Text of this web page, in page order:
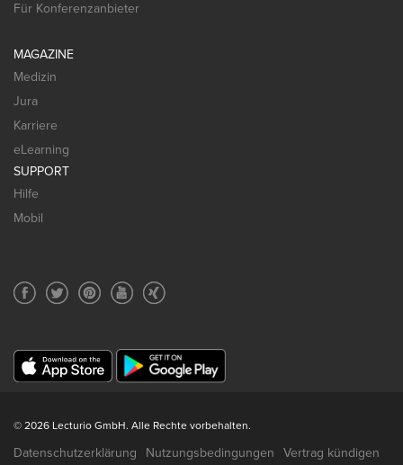
Für Konferenzanbieter
MAGAZINE
Medizin
Jura
Karriere
eLearning
SUPPORT
Hilfe
Mobil
© 2026 Lecturio GmbH. Alle Rechte vorbehalten.
Datenschutzerklärung Nutzungsbedingungen
Vertrag kündigen